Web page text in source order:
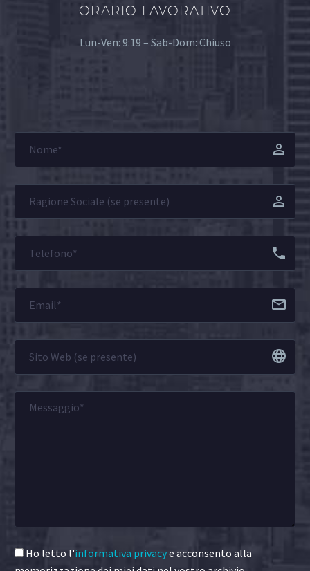
ORARIO LAVORATIVO
Lun-Ven: 9:19 – Sab-Dom: Chiuso
Ho letto l'informativa privacye acconsento alla